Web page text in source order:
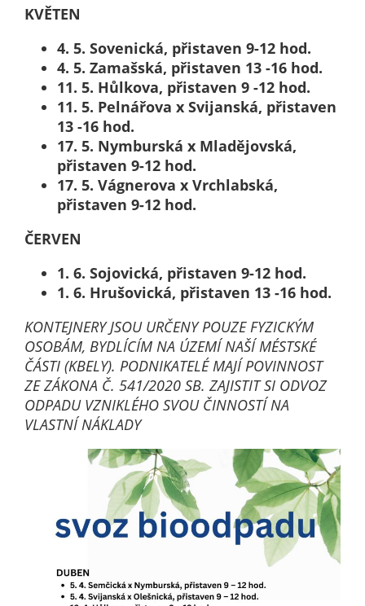
KVĚTEN
4. 5. Sovenická, přistaven 9-12 hod.
4. 5. Zamašská, přistaven 13 -16 hod.
11. 5. Hůlkova, přistaven 9 -12 hod.
11. 5. Pelnářova x Svijanská, přistaven
13 -16 hod.
17. 5. Nymburská x Mladějovská,
přistaven 9-12 hod.
17. 5. Vágnerova x Vrchlabská,
přistaven 9-12 hod.
ČERVEN
1. 6. Sojovická, přistaven 9-12 hod.
1. 6. Hrušovická, přistaven 13 -16 hod.
KONTEJNERY JSOU URČENY POUZE FYZICKÝM
OSOBÁM, BYDLÍCÍM NA ÚZEMÍ NAŠÍ MÉSTSKÉ
ČÁSTI (KBELY). PODNIKATELÉ MAJÍ POVINNOST
ZE ZÁKONA Č. 541/2020 SB. ZAJISTIT SI ODVOZ
ODPADU VZNIKLÉHO SVOU ČINNOSTÍ NA
VLASTNÍ NÁKLADY
reklamních
kampaní.
Jejich pomocí
určujeme
a zdroje
internetových
těchto
cookies
zpracováváme
souhrnně, bez
použití
identifikátorů,
které ukazují
na konkrétní
Pokud
vypnete
používání
analytických
cookies ve
vztahu k Vaší
ztrácíme